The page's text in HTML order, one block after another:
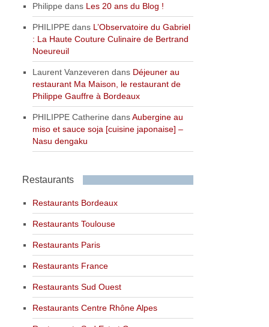
Philippe dans Les 20 ans du Blog !
PHILIPPE dans L’Observatoire du Gabriel
: La Haute Couture Culinaire de Bertrand
Noeureuil
Laurent Vanzeveren dans Déjeuner au
restaurant Ma Maison, le restaurant de
Philippe Gauffre à Bordeaux
PHILIPPE Catherine dansAubergine au
miso et sauce soja [cuisine japonaise] –
Nasu dengaku
Restaurants
Restaurants Bordeaux
Restaurants Toulouse
Restaurants Paris
Restaurants France
Restaurants Sud Ouest
Restaurants Centre Rhône Alpes